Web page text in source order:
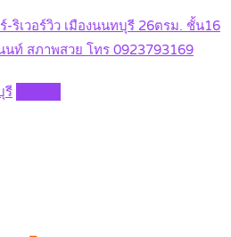
ริเวอร์วิว เมืองนนทบุรี 26ตรม. ชั้น16
นท์ สภาพสวย โทร 0923793169
รี